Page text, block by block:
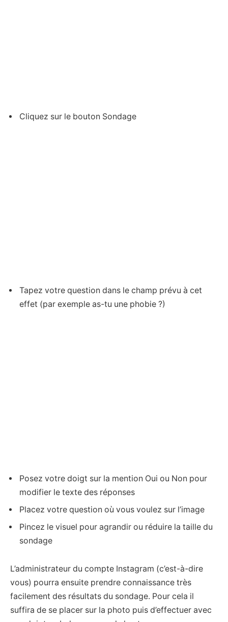
Cliquez sur le bouton Sondage
Tapez votre question dans le champ prévu à cet
effet (par exemple as-tu une phobie ?)
Posez votre doigt sur la mention Oui ou Non pour
modifier le texte des réponses
Placez votre question où vous voulez sur l’image
Pincez le visuel pour agrandir ou réduire la taille du
sondage
L’administrateur du compte Instagram (c’est-à-dire
vous) pourra ensuite prendre connaissance très
facilement des résultats du sondage. Pour cela il
suffira de se placer sur la photo puis d’effectuer avec